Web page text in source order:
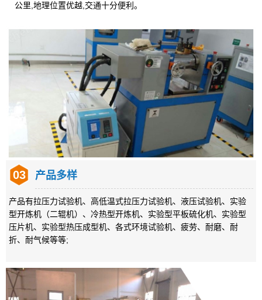
公里,地理位置优越,交通十分便利。
03 产品多样
产品有拉压力试验机、高低温式拉压力试验机、液压试验机、实验
型开炼机（二辊机）、冷热型开炼机、实验型平板硫化机、实验型
压片机、实验型热压成型机、各式环境试验机、疲劳、耐磨、耐
折、耐气候等等;